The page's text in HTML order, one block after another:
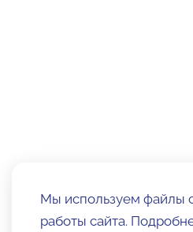
Мы используем файлы
работы сайта.